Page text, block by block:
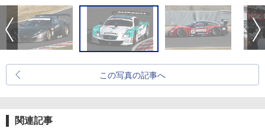
この写真の記事へ
関連記事